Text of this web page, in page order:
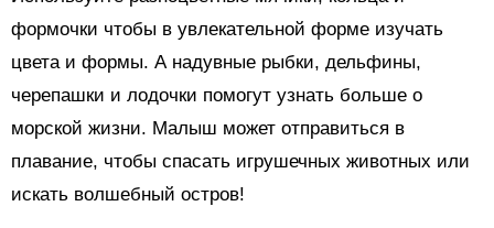
формочки чтобы в увлекательной форме изучать
цвета и формы. А надувные рыбки, дельфины,
черепашки и лодочки помогут узнать больше о
морской жизни. Малыш может отправиться в
плавание, чтобы спасать игрушечных животных или
искать волшебный остров!